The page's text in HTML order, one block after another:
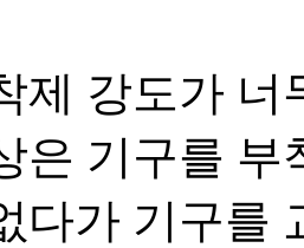
제 강도가 너
은 기구를 부
다가 기구를